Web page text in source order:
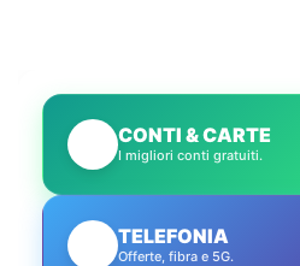
CONTI & CARTE
I migliori conti gratuiti.
TELEFONIA
Offerte, fibra e 5G.